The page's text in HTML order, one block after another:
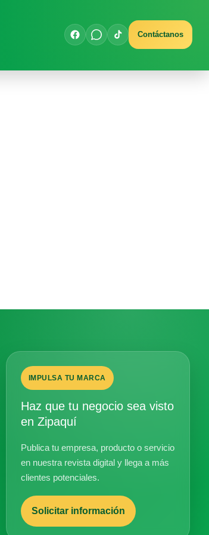
Contáctanos
IMPULSA TU MARCA
Haz que tu negocio sea visto
en Zipaquí
Publica tu empresa, producto o servicio
en nuestra revista digital y llega a más
clientes potenciales.
Solicitar información